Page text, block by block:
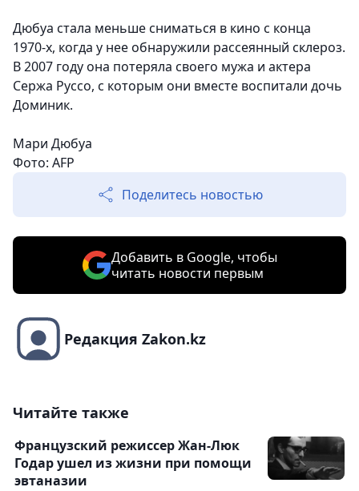
Дюбуа стала меньше сниматься в кино с конца
1970-х, когда у нее обнаружили рассеянный склероз.
В 2007 году она потеряла своего мужа и актера
Сержа Руссо, с которым они вместе воспитали дочь
Доминик.
Мари Дюбуа
Фото: AFP
Поделитесь новостью
Добавить в Google, чтобы
читать новости первым
Редакция Zakon.kz
Читайте также
Французский режиссер Жан-Люк
Годар ушел из жизни при помощи
эвтаназии